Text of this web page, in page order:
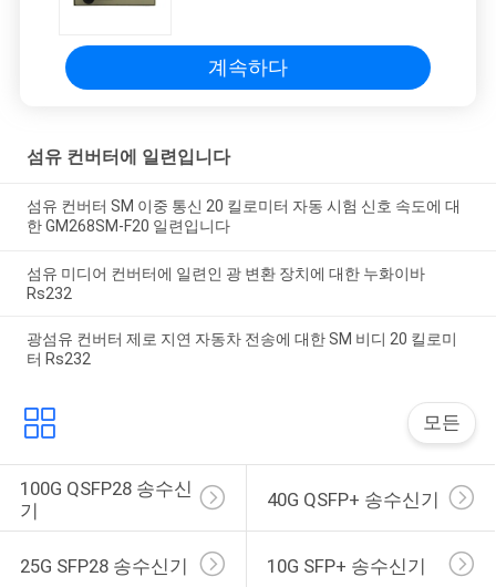
계속하다
섬유 컨버터에 일련입니다
섬유 컨버터 SM 이중 통신 20 킬로미터 자동 시험 신호 속도에 대
한 GM268SM-F20 일련입니다
섬유 미디어 컨버터에 일련인 광 변환 장치에 대한 누화이바
Rs232
광섬유 컨버터 제로 지연 자동차 전송에 대한 SM 비디 20 킬로미
터 Rs232
모든
100G QSFP28 송수신
기
40G QSFP+ 송수신기
25G SFP28 송수신기 10G SFP+ 송수신기